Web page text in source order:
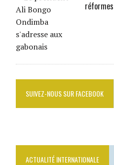
SUIVEZ-NOUS SUR FACEBOOK
ACTUALITÉ INTERNATIONALE